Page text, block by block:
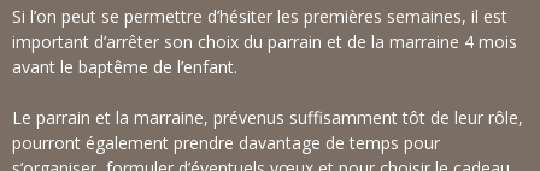
Si l’on peut se permettre d’hésiter les premières semaines, il est
important d’arrêter son choix du parrain et de la marraine 4 mois
avant le baptême de l’enfant.
Le parrain et la marraine, prévenus suffisamment tôt de leur rôle,
pourront également prendre davantage de temps pour